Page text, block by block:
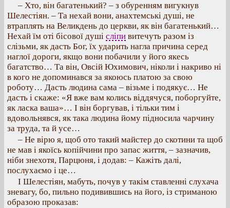
– Хто, він багатенький? – з обуренням вигукнув
Шелестіян. – Та нехай вони, анахтемські душі, не
втраплять на Великдень до церкви, як він багатенький…
Нехай їм оті бісової душі сліпи витечуть разом із
слізьми, як дасть Бог, їх ударить нагла причина серед
наглої дороги, якщо вони побачили у його якесь
багатство… Та він, Овсій Юхимович, ніколи і накриво ні
в кого не допоминався за якоюсь платою за свою
роботу… Дасть людина сама – візьме і подякує… Не
дасть і скаже: «Я вже вам колись віддячуся, поборгуйте,
як ласка ваша»… І він боргував, і тільки тим і
вдовольнявся, як така людина йому підносила чарчину
за труда, та й усе…
– Не вірю я, щоб ото такий майстер до скотини та щоб
не мав і якоїсь копійчини про запас життя, – зазначив,
ніби знехотя, Парцюня, і додав: – Кажіть далі,
послухаємо і це…
І Шелестіян, мабуть, почув у такім ставленні слухача
зневагу, бо, пильно подивившись на його, із стриманою
образою проказав: